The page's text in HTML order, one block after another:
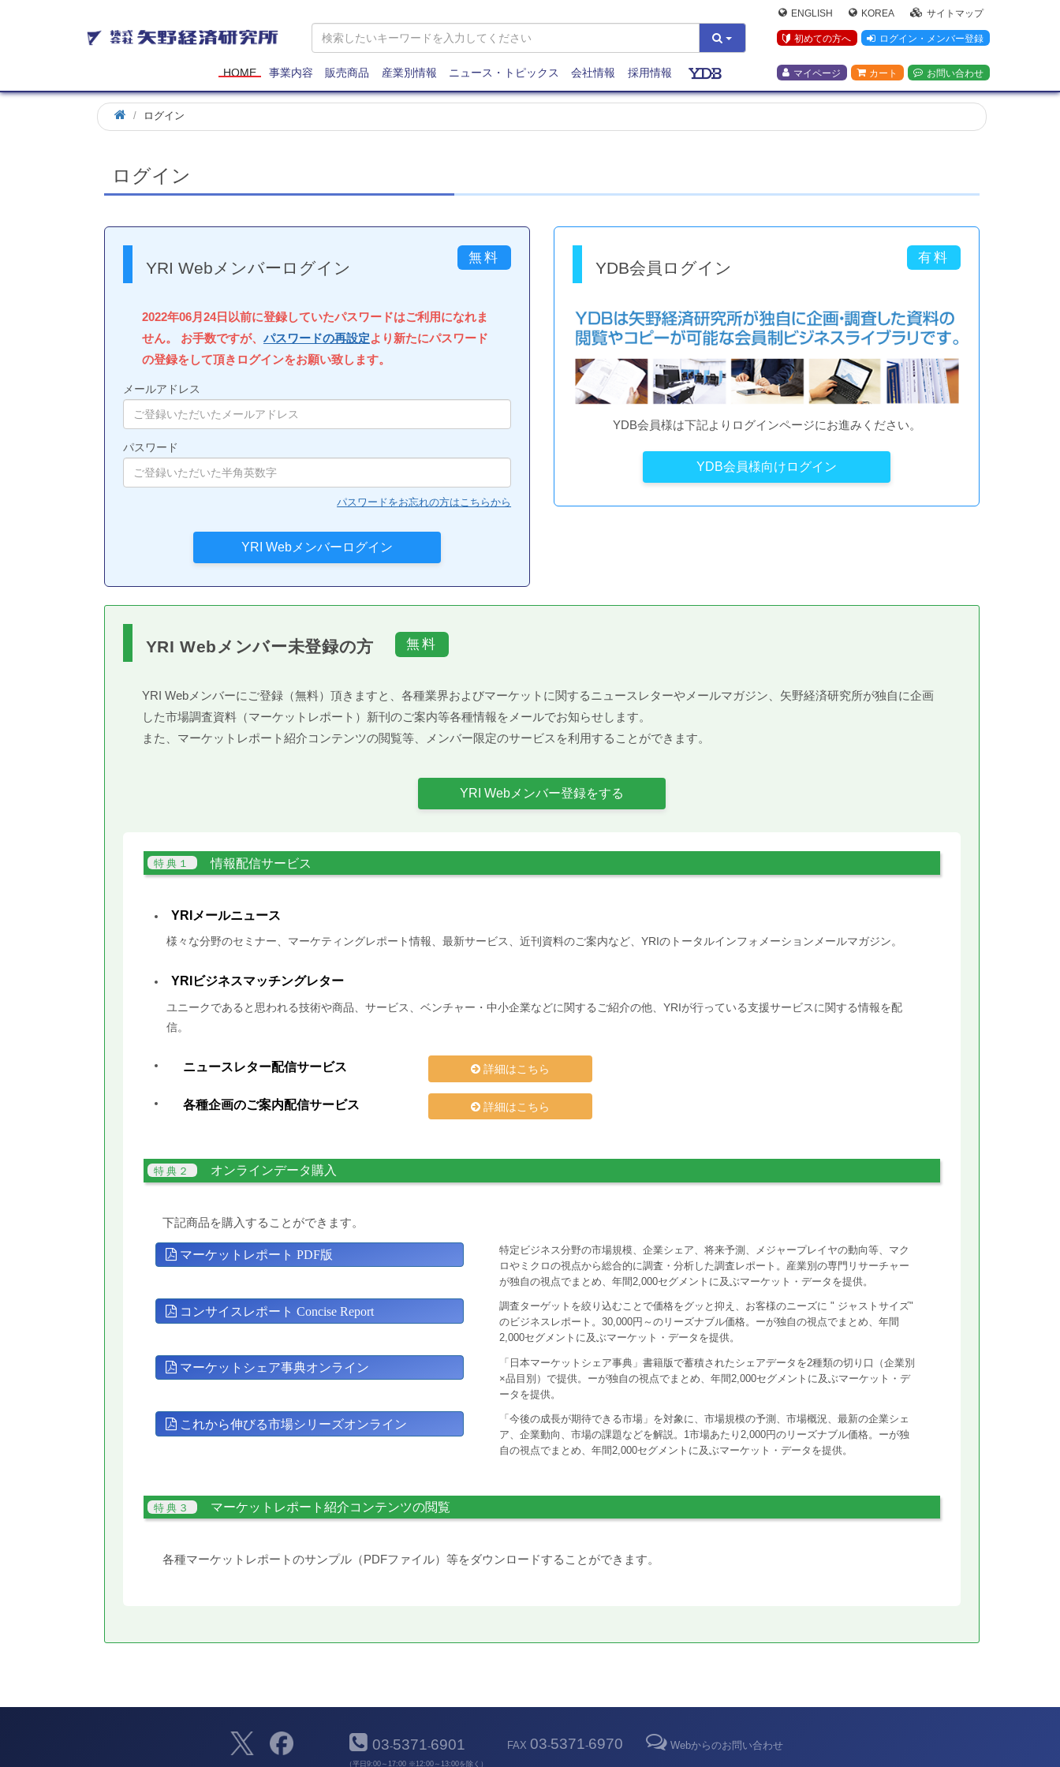
矢
野
研
究
所
ENGLISH KOREA サイトマップ
初めての方へ ログイン・メンバー登録
マイページ カート お問い合わせ
HOME 事業内容 販売商品 産業別情報 ニュース・トピックス 会社情報 採用情報
ログイン
ログイン
YRI Webメンバーログイン
2022年06月24日以前に登録していたパスワードはご利用になれま
せん。 お手数ですが、 パスワードの再設定より新たにパスワード
の登録をして頂きログインをお願い致します。
メールアドレス
パスワード
パスワードをお忘れの方はこちらから
YDB会員ログイン
YDB会員様は下記よりログインページにお進みください。
YDB会員様向けログイン
YRI Webメンバー未登録の方
YRI Webメンバーにご登録（無料）頂きますと、各種業界およびマーケットに関するニュースレターやメールマガジン、矢野経済研究所が独自に企画
した市場調査資料（マーケットレポート）新刊のご案内等各種情報をメールでお知らせします。
また、マーケットレポート紹介コンテンツの閲覧等、メンバー限定のサービスを利用することができます。
YRI Webメンバー登録をする
情報配信サービス
YRIメールニュース
様々な分野のセミナー、マーケティングレポート情報、最新サービス、近刊資料のご案内など、YRIのトータルインフォメーションメールマガジン。
YRIビジネスマッチングレター
ユニークであると思われる技術や商品、サービス、ベンチャー・中小企業などに関するご紹介の他、YRIが行っている支援サービスに関する情報を配
信。
ニュースレター配信サービス 詳細はこちら
各種企画のご案内配信サービス 詳細はこちら
オンラインデータ購入
下記商品を購入することができます。
マーケットレポート PDF版
特定ビジネス分野の市場規模、企業シェア、将来予測、メジャープレイヤの動向等、マク
ロやミクロの視点から総合的に調査・分析した調査レポート。産業別の専門リサーチャー
が独自の視点でまとめ、年間2,000セグメントに及ぶマーケット・データを提供。
コンサイスレポート Concise Report
調査ターゲットを絞り込むことで価格をグッと抑え、お客様のニーズに " ジャストサイズ"
のビジネスレポート。30,000円～のリーズナブル価格。ーが独自の視点でまとめ、年間
2,000セグメントに及ぶマーケット・データを提供。
マーケットシェア事典オンライン
「日本マーケットシェア事典」書籍版で蓄積されたシェアデータを2種類の切り口（企業別
×品目別）で提供。ーが独自の視点でまとめ、年間2,000セグメントに及ぶマーケット・デ
ータを提供。
これから伸びる市場シリーズオンライン
「今後の成長が期待できる市場」を対象に、市場規模の予測、市場概況、最新の企業シェ
ア、企業動向、市場の課題などを解説。1市場あたり2,000円のリーズナブル価格。ーが独
自の視点でまとめ、年間2,000セグメントに及ぶマーケット・データを提供。
マーケットレポート紹介コンテンツの閲覧
各種マーケットレポートのサンプル（PDFファイル）等をダウンロードすることができます。
03-5371-6901
（平日9:00～17:00 ※12:00～13:00を除く）
FAX 03-5371-6970 Webからのお問い合わせ